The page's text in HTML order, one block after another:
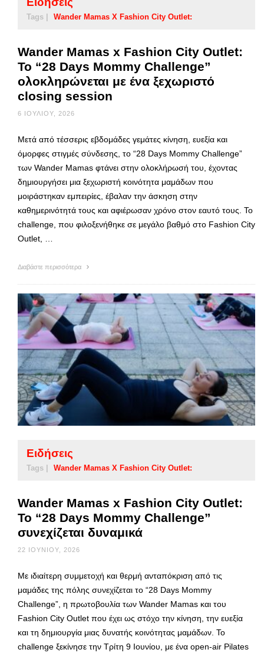
Tags | Wander Mamas X Fashion City Outlet:
Wander Mamas x Fashion City Outlet:
Το “28 Days Mommy Challenge”
ολοκληρώνεται με ένα ξεχωριστό
closing session
6 ΙΟΥΛΊΟΥ, 2026
Μετά από τέσσερις εβδομάδες γεμάτες κίνηση, ευεξία και
όμορφες στιγμές σύνδεσης, το “28 Days Mommy Challenge”
των Wander Mamas φτάνει στην ολοκλήρωσή του, έχοντας
δημιουργήσει μια ξεχωριστή κοινότητα μαμάδων που
μοιράστηκαν εμπειρίες, έβαλαν την άσκηση στην
καθημερινότητά τους και αφιέρωσαν χρόνο στον εαυτό τους. Το
challenge, που φιλοξενήθηκε σε μεγάλο βαθμό στο Fashion City
Outlet, …
Διαβάστε περισσότερα
Ειδήσεις
Tags | Wander Mamas X Fashion City Outlet:
Wander Mamas x Fashion City Outlet:
Το “28 Days Mommy Challenge”
συνεχίζεται δυναμικά
22 ΙΟΥΝΊΟΥ, 2026
Με ιδιαίτερη συμμετοχή και θερμή ανταπόκριση από τις
μαμάδες της πόλης συνεχίζεται το “28 Days Mommy
Challenge”, η πρωτοβουλία των Wander Mamas και του
Fashion City Outlet που έχει ως στόχο την κίνηση, την ευεξία
και τη δημιουργία μιας δυνατής κοινότητας μαμάδων. Το
challenge ξεκίνησε την Τρίτη 9 Ιουνίου, με ένα open-air Pilates